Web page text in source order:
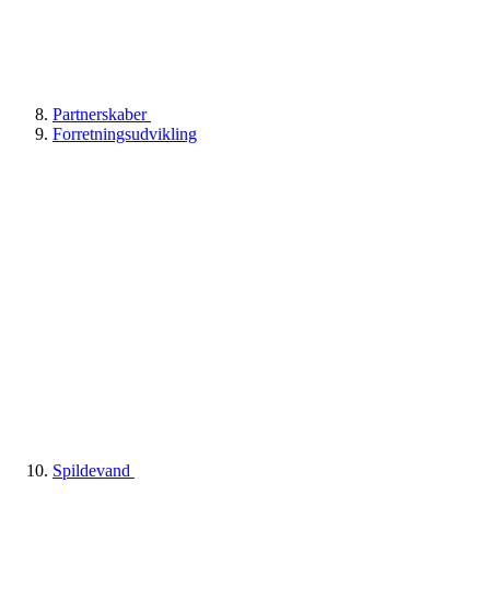
Partnerskaber
Forretningsudvikling
Spildevand